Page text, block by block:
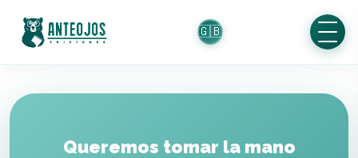
🇬🇧
Queremos tomar la mano